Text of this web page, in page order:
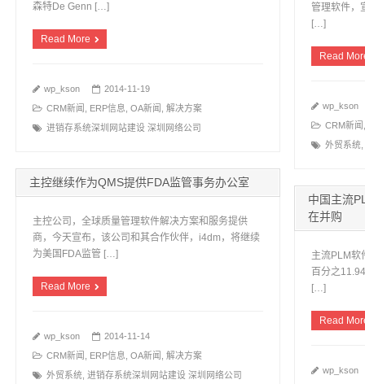
森特De Genn […]
Read More
wp_kson
2014-11-19
CRM新闻
ERP信息 OA新闻
解决方案
进销存系统深圳网站建设 深圳网络公司
管理软件，
[…]
Read
wp_kson
CRM新闻
外贸系统
主控继续作为QMS提供FDA监管事务办公室
主控公司，全球质量管理软件解决方案和服务提供
商，今天宣布，该公司和其合作伙伴，i4dm，将继续
为美国FDA监管 […]
Read More
wp_kson
2014-11-14
CRM新闻
ERP信息 OA新闻
解决方案
外贸系统 进销存系统深圳网站建设 深圳网络公司
中国主流
在并购
主流PLM软
百分之
[…]
Read
wp_kson